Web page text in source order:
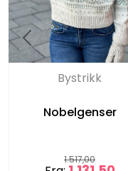
Bystrikk
Nobelgenser
1.517,00